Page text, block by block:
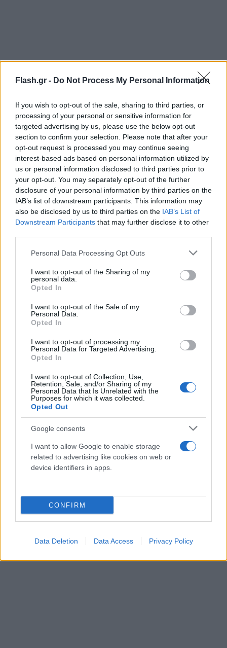
Flash.gr - Do Not Process My Personal Information
If you wish to opt-out of the sale, sharing to third parties, or
processing of your personal or sensitive information for
targeted advertising by us, please use the below opt-out
section to confirm your selection. Please note that after your
opt-out request is processed you may continue seeing
interest-based ads based on personal information utilized by
us or personal information disclosed to third parties prior to
your opt-out. You may separately opt-out of the further
disclosure of your personal information by third parties on the
IAB’s list of downstream participants. This information may
also be disclosed by us to third parties on the IAB’s List of
Downstream Participants that may further disclose it to other
Please note that this website/app uses one or more Google
not limited to your visit or usage behaviour. You may click to
grant or deny consent to Google and its third-party tags to
use your data for below specified purposes in below Google
consent section.
Personal Data Processing Opt Outs
I want to opt-out of the Sharing of my
personal data.
Opted In
I want to opt-out of the Sale of my
Personal Data.
Opted In
I want to opt-out of processing my
Personal Data for Targeted Advertising.
Opted In
I want to opt-out of Collection, Use,
Retention, Sale, and/or Sharing of my
Personal Data that Is Unrelated with the
Purposes for which it was collected.
Opted Out
Google consents
I want to allow Google to enable storage
related to advertising like cookies on web or
device identifiers in apps.
CONFIRM
Data Deletion Data Access Privacy Policy
Η θερμοκρασία θα σημειώσειάνοδοκαι θα φτάσει
στις περισσότερες περιοχές τους25 με 28 βαθμού
και κατά τόπους και τους 29 βαθμούς Κελσίου.
ΣτηνΑττικήαναμένεται γενικά αίθριος καιρός με
αρκετήηλιοφάνειακαι λίγες τοπικές νεφώσεις
πρόσκαιρα αυξημένες τις πρωινές ώρες.
Η θερμοκρασία θα κυμανθεί από 16 έως 26
βαθμούς Κελσίου. Οι άνεμοι θα πνέουν από νότιες-
στα ανατολικά τοπικά 5 μποφόρ.
Θεσσαλονίκηαναμένεται γενικά αίθριος
καιρός με αρκετή ηλιοφάνεια και λίγες πρόσκαιρες